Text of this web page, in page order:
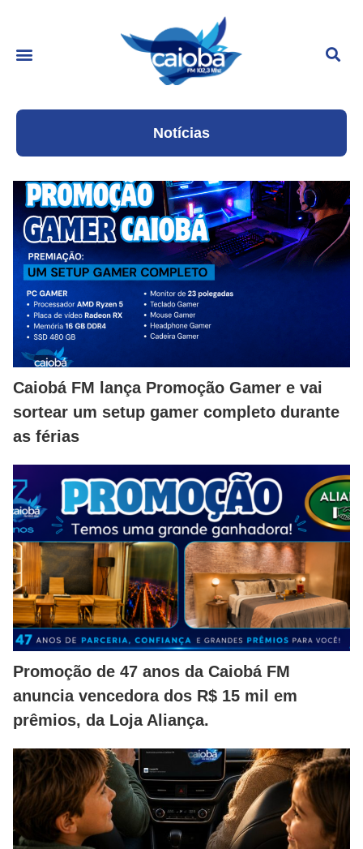
Notícias
Caiobá FM lança Promoção Gamer e vai
sortear um setup gamer completo durante
as férias
Promoção de 47 anos da Caiobá FM
anuncia vencedora dos R$ 15 mil em
prêmios, da Loja Aliança.